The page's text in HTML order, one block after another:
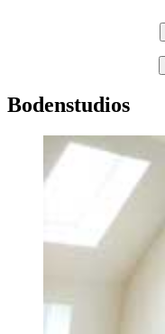
Bodenstudios